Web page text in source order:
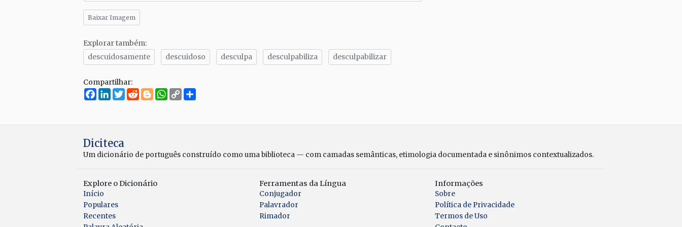
Baixar Imagem
Explorar também:
descuidosamente
descuidoso desculpa desculpabiliza desculpabilizar
Compartilhar:
Facebook
LinkedIn
Twitter
RedditBloggerWhatsApp
Copy
Link
Diciteca
Um dicionário de português construído como uma biblioteca — com camadas semânticas, etimologia documentada e sinônimos contextualizados.
Explore o Dicionário
Início
Populares
Recentes
Ferramentas da Língua
Conjugador
Palavrador
Rimador
Informações
Sobre
Política de Privacidade
Termos de Uso